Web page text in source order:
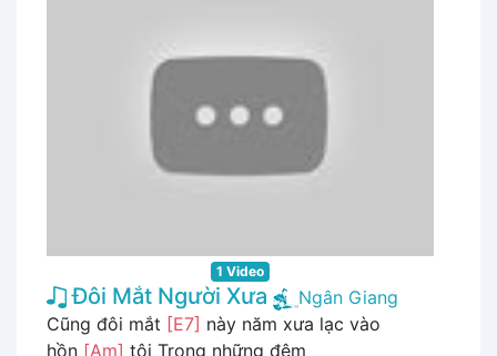
1 Video
Đôi Mắt Người Xưa
Ngân Giang
Cũng đôi mắt [E7] này năm xưa lạc vào
hồn [Am] tôi Trong những đêm